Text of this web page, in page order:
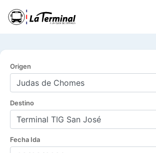
Origen
Destino
Fecha Ida